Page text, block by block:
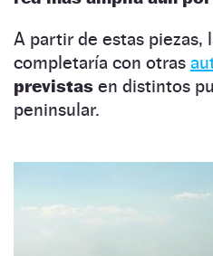
A partir de estas piezas,
completaría con otras
previstas en distintos
peninsular.